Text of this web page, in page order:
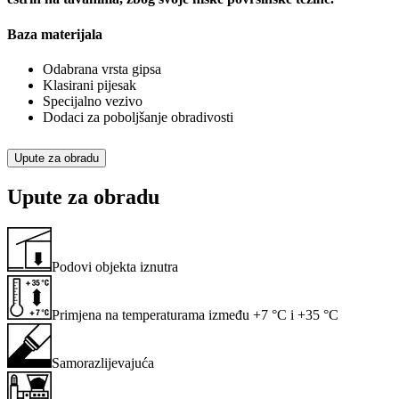
Baza materijala
Odabrana vrsta gipsa
Klasirani pijesak
Specijalno vezivo
Dodaci za poboljšanje obradivosti
Upute za obradu
Upute za obradu
Podovi objekta iznutra
Primjena na temperaturama između +7 °C i +35 °C
Samorazlijevajuća